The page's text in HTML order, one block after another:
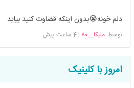
دلم خونه😭بدون اینکه قضاوت کنید بیاید
توسطملیکا__۸۰ |4 ساعت پیش
امروز با کلینیک